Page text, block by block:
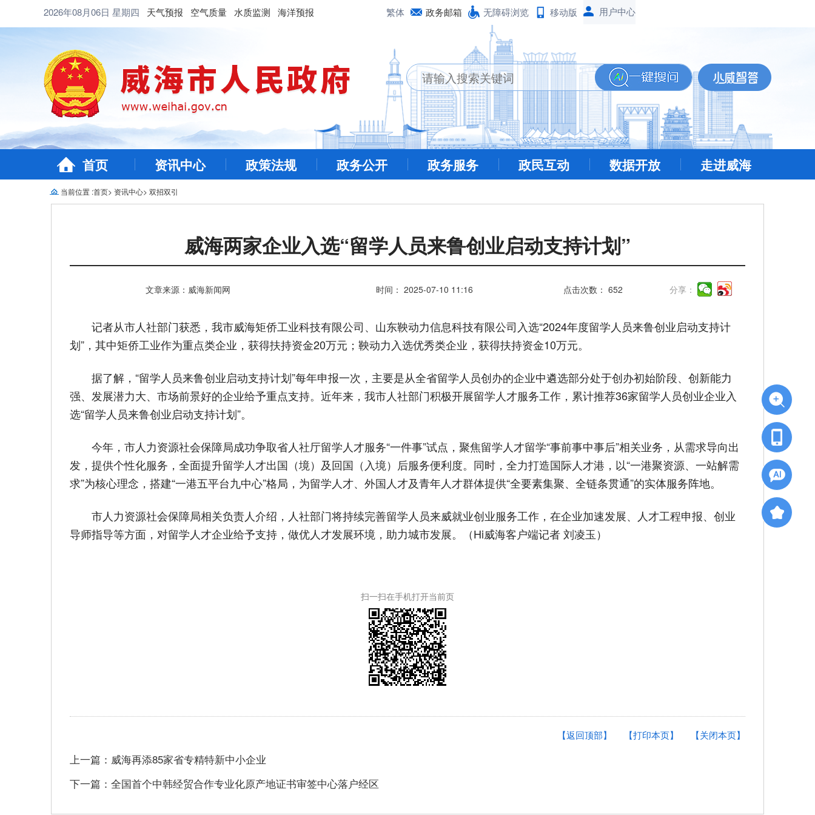
2026年08月06日 星期四 天气预报 空气质量 水质监测 海洋预报 繁体 政务邮箱 无障碍浏览 移动版
首页 资讯中心 政策法规 政务公开 政务服务 政民互动 数据开放 走进威海
当前位置 :首页> 资讯中心> 双招双引
威海两家企业入选“留学人员来鲁创业启动支持计划”
文章来源：威海新闻网 时间： 2025-07-10 11:16 点击次数：652 分享：
记者从市人社部门获悉，我市威海矩侨工业科技有限公司、山东鞅动力信息科技有限公司入选“2024年度留学人员来鲁创业启动支持计
划”，其中矩侨工业作为重点类企业，获得扶持资金20万元；鞅动力入选优秀类企业，获得扶持资金10万元。
据了解，“留学人员来鲁创业启动支持计划”每年申报一次，主要是从全省留学人员创办的企业中遴选部分处于创办初始阶段、创新能力
强、发展潜力大、市场前景好的企业给予重点支持。近年来，我市人社部门积极开展留学人才服务工作，累计推荐36家留学人员创业企业入
选“留学人员来鲁创业启动支持计划”。
今年，市人力资源社会保障局成功争取省人社厅留学人才服务“一件事”试点，聚焦留学人才留学“事前事中事后”相关业务，从需求导向出
发，提供个性化服务，全面提升留学人才出国（境）及回国（入境）后服务便利度。同时，全力打造国际人才港，以“一港聚资源、一站解需
求”为核心理念，搭建“一港五平台九中心”格局，为留学人才、外国人才及青年人才群体提供“全要素集聚、全链条贯通”的实体服务阵地。
市人力资源社会保障局相关负责人介绍，人社部门将持续完善留学人员来威就业创业服务工作，在企业加速发展、人才工程申报、创业
导师指导等方面，对留学人才企业给予支持，做优人才发展环境，助力城市发展。（Hi威海客户端记者 刘凌玉）
扫一扫在手机打开当前页
【关闭本页】
【打印本页】
【返回顶部】
上一篇：威海再添85家省专精特新中小企业
下一篇：全国首个中韩经贸合作专业化原产地证书审签中心落户经区